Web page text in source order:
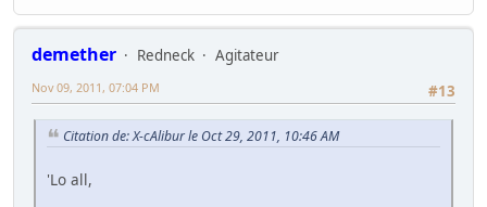
demether Redneck
Agitateur
#13
Nov 09, 2011, 07:04 PM
Citation de: X-cAlibur le Oct 29, 2011, 10:46 AM
'Lo all,